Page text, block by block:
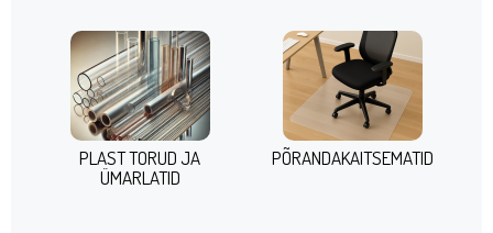
PLAST TORUD JA
ÜMARLATID
PÕRANDAKAITSEMATID